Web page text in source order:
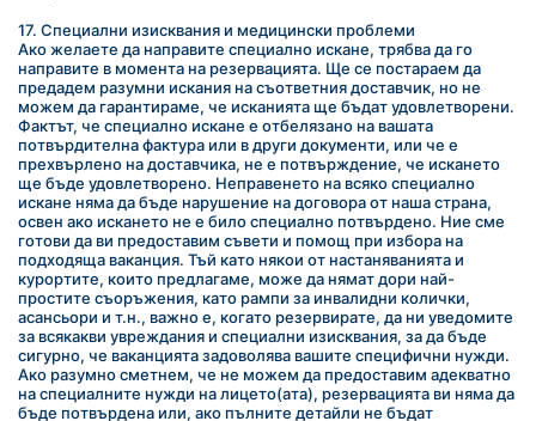
17. Специални изисквания и медицински проблеми
Ако желаете да направите специално искане, трябва да го
направите в момента на резервацията. Ще се постараем да
предадем разумни искания на съответния доставчик, но не
можем да гарантираме, че исканията ще бъдат удовлетворени.
Фактът, че специално искане е отбелязано на вашата
потвърдителна фактура или в други документи, или че е
прехвърлено на доставчика, не е потвърждение, че искането
ще бъде удовлетворено. Неправенето на всяко специално
искане няма да бъде нарушение на договора от наша страна,
освен ако искането не е било специално потвърдено. Ние сме
готови да ви предоставим съвети и помощ при избора на
подходяща ваканция. Тъй като някои от настаняванията и
курортите, които предлагаме, може да нямат дори най-
простите съоръжения, като рампи за инвалидни колички,
асансьори и т.н., важно е, когато резервирате, да ни уведомите
за всякакви увреждания и специални изисквания, за да бъде
сигурно, че ваканцията задоволява вашите специфични нужди.
Ако разумно сметнем, че не можем да предоставим адекватно
на специалните нужди на лицето(ата), резервацията ви няма да
бъде потвърдена или, ако пълните детайли не бъдат